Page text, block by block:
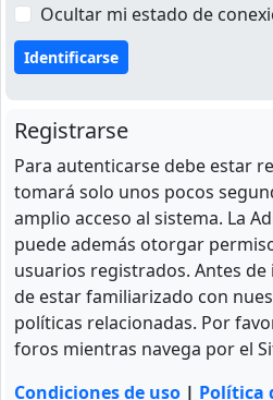
Ocultar mi estado de
Registrarse
Para autenticarse debe estar
tomará solo unos pocos
amplio acceso al sistema. La
puede además otorgar
usuarios registrados. Antes
de estar familiarizado con
políticas relacionadas. Por
foros mientras navega por el
Condiciones de uso | Política